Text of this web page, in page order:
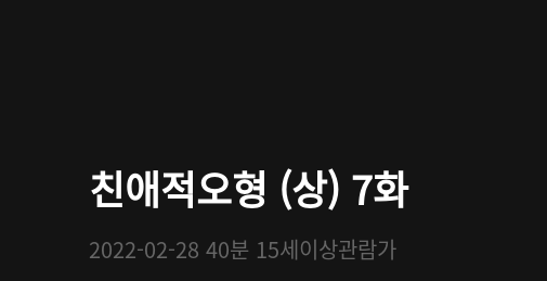
친애적오형 (상) 7화
2022-02-28 40분 15세이상관람가